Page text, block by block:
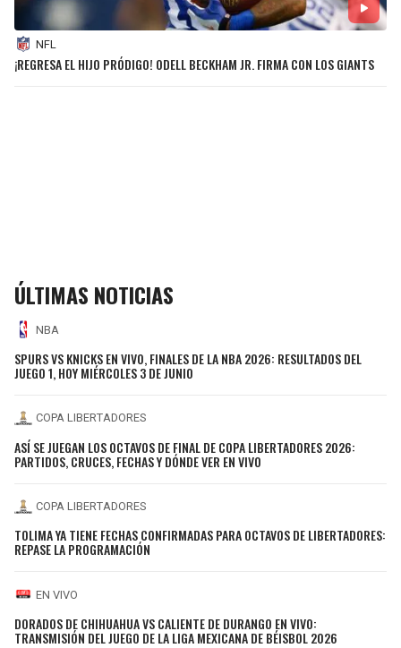
NFL
¡REGRESA EL HIJO PRÓDIGO! ODELL BECKHAM JR. FIRMA CON LOS GIANTS
ÚLTIMAS NOTICIAS
NBA
SPURS VS KNICKS EN VIVO, FINALES DE LA NBA 2026: RESULTADOS DEL
JUEGO 1, HOY MIÉRCOLES 3 DE JUNIO
COPA LIBERTADORES
ASÍ SE JUEGAN LOS OCTAVOS DE FINAL DE COPA LIBERTADORES 2026:
PARTIDOS, CRUCES, FECHAS Y DÓNDE VER EN VIVO
COPA LIBERTADORES
TOLIMA YA TIENE FECHAS CONFIRMADAS PARA OCTAVOS DE LIBERTADORES:
REPASE LA PROGRAMACIÓN
EN VIVO
DORADOS DE CHIHUAHUA VS CALIENTE DE DURANGO EN VIVO:
TRANSMISIÓN DEL JUEGO DE LA LIGA MEXICANA DE BÉISBOL 2026